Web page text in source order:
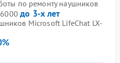
по ремонту наушников
6000до 3-х лет
Microsoft LifeChat LX-